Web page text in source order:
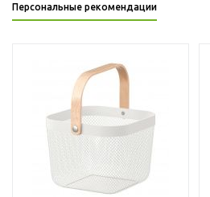
Персональные рекомендации